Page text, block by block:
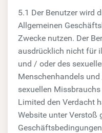
5.1 Der Benutzer wird
Allgemeinen
Zwecke nutzen. Der
ausdrücklich nicht für
und / oder des
Menschenhandels
sexuellen
Limited den Verdacht
Website unter Verstoß